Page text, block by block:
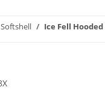
Softshell Ice Fell